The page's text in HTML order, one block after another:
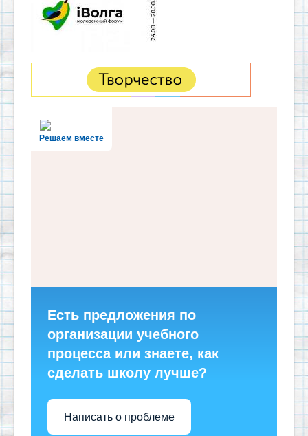
Решаем вместе
Есть предложения по
организации учебного
процесса или знаете, как
сделать школу лучше?
Написать о проблеме